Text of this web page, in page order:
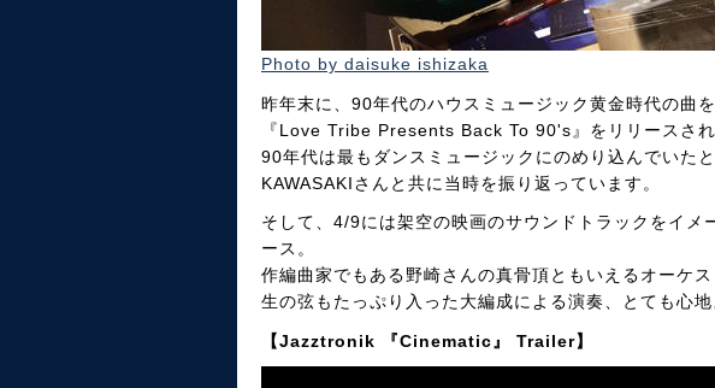
Photo by daisuke ishizaka
昨年末に、90年代のハウスミュージック黄金時代の曲
『Love Tribe Presents Back To 90's』をリリースされ
90年代は最もダンスミュージックにのめり込んでいたと
KAWASAKIさんと共に当時を振り返っています。
そして、4/9には架空の映画のサウンドトラックをイ
ース。
作編曲家でもある野崎さんの真骨頂ともいえるオーケス
生の弦もたっぷり入った大編成による演奏、とても心地
【Jazztronik 『Cinematic』 Trailer】